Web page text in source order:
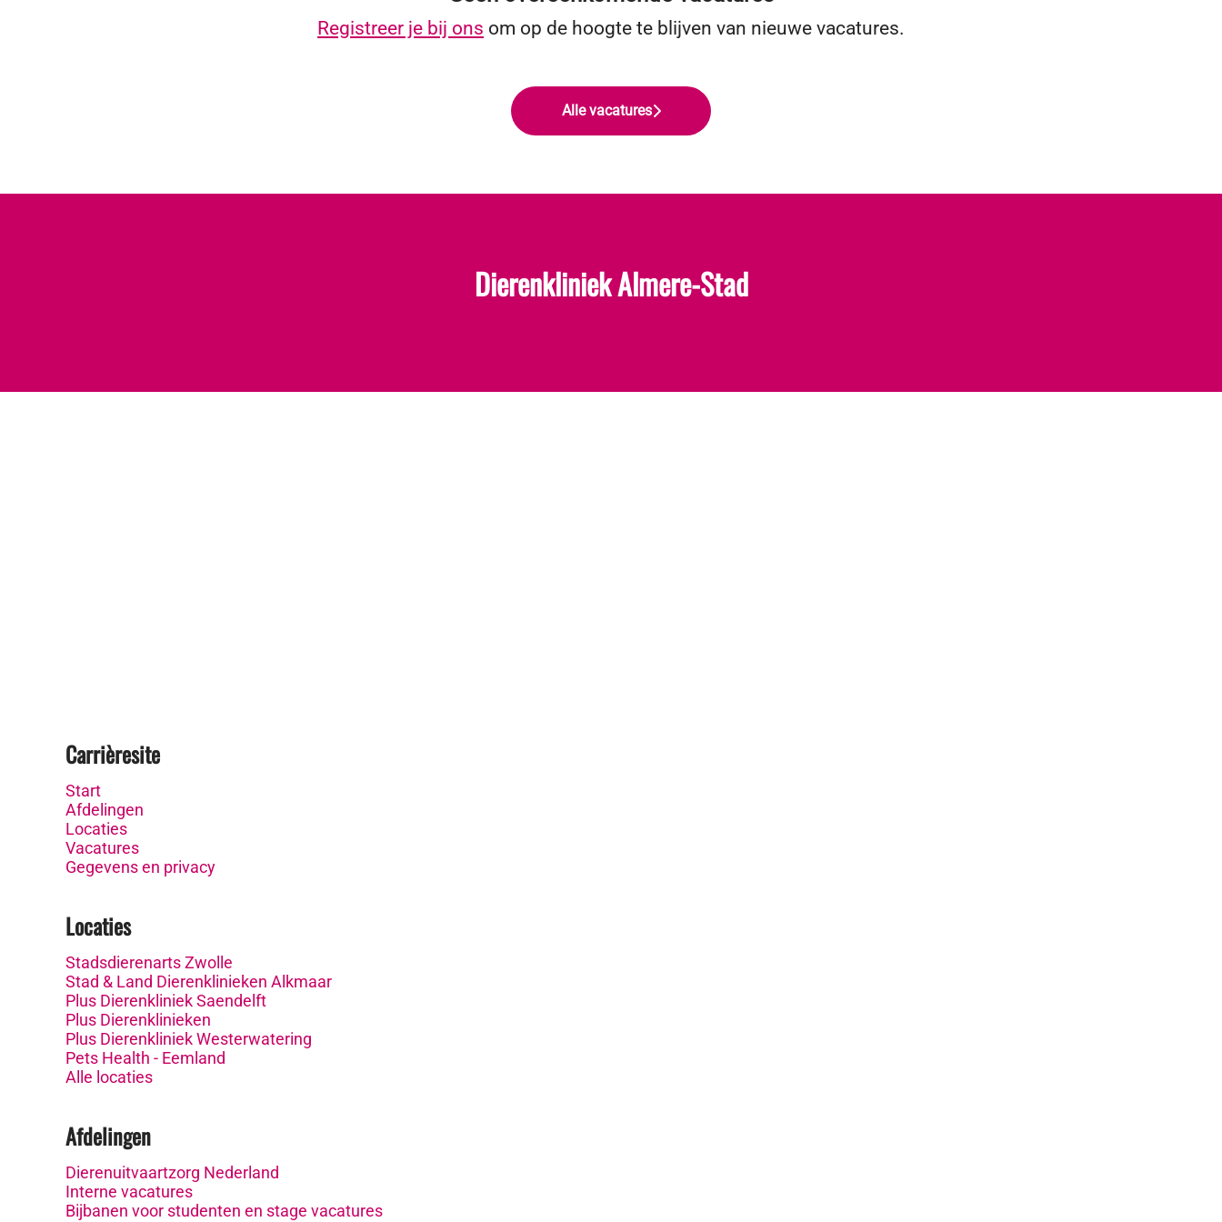
Registreer je bij ons om op de hoogte te blijven van nieuwe vacatures.
Alle vacatures
Dierenkliniek Almere-Stad
Carrièresite
Start
Afdelingen
Locaties
Vacatures
Gegevens en privacy
Locaties
Stadsdierenarts Zwolle
Stad & Land Dierenklinieken Alkmaar
Plus Dierenkliniek Saendelft
Plus Dierenklinieken
Plus Dierenkliniek Westerwatering
Pets Health - Eemland
Alle locaties
Afdelingen
Dierenuitvaartzorg Nederland
Interne vacatures
Bijbanen voor studenten en stage vacatures